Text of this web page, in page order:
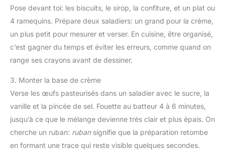
Pose devant toi: les biscuits, le sirop, la confiture, et un plat ou
4 ramequins. Prépare deux saladiers: un grand pour la crème,
un plus petit pour mesurer et verser. En cuisine, être organisé,
c’est gagner du temps et éviter les erreurs, comme quand on
range ses crayons avant de dessiner.
3. Monter la base de crème
Verse les œufs pasteurisés dans un saladier avec le sucre, la
vanille et la pincée de sel. Fouette au batteur 4 à 6 minutes,
jusqu’à ce que le mélange devienne très clair et plus épais. On
cherche un ruban: rubansignifie que la préparation retombe
en formant une trace qui reste visible quelques secondes.